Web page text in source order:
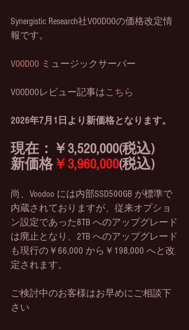
Synergistic Research社VOODOOの価格改定情
報です。
VOODOO ミュージックサーバー
VOODOOレビュー記事はこちら
2026年7月1日より新価格となります。
現在：￥3,520,000(税込)
新価格￥3,960,000(税込)
尚、Voodoo には内部SSD500GB が標準で
内蔵されておりますが、従来オプショ
ン設定であった8TB へのアップグレード
は廃⽌となり、2TB へのアップグレード
も現⾏の￥66,000 から￥198,000 へと改
定されます。
ご検討中のお客様はお早めにご相談下
さい